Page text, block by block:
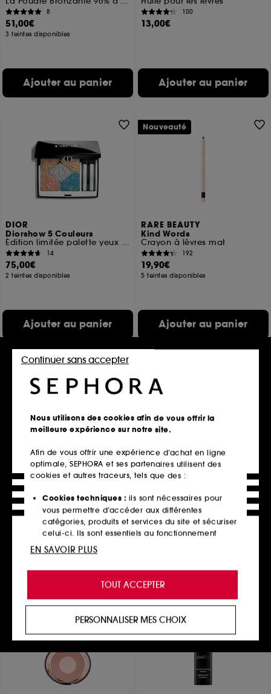
8
51,00€
3 teintes disponibles
Ajouter au panier
100
13,00€
Ajouter au panier
DIOR
Diorshow 5 Couleurs
Édition limitée palette yeux 5 fards à paupières
14
75,00€
2 teintes disponibles
Ajouter au panier
RARE BEAUTY
Kind Words
Crayon à lèvres mat
192
19,90€
5 teintes disponibles
Ajouter au panier
Nouveauté
ISLE OF PARADISE
Sunny Serum Setting Spray –
Brume fixatrice de
maquillage
4
19,90€
100ml
2 contenances disponibles
LANCÔME
Confort
Démaquillant Crème-Mousse
137
34,00€
27,20€ / 100ml
Nous utilisons des cookies afin de vous offrir la
meilleure expérience sur notre site.
Afin de vous offrir une expérience d’achat en ligne
optimale, SEPHORA et ses partenaires utilisent des
cookies et autres traceurs, tels que des :
Cookies techniques : ils sont nécessaires pour
vous permettre d’accéder aux différentes
catégories, produits et services du site et sécuriser
celui-ci. Ils sont essentiels au fonctionnement
technique du site et ne peuvent être désactivés.
de vous offrir une expérience enrichie et
personnalisée en vous recommandant des
produits, des services et des contenus qui
proposer des offres promotionnelles adaptées à
votre profil.
Cookies réseaux sociaux et publicité :
ils sont
utilisés pour vous présenter du contenu susceptible
de vous plaire via des publicités, y compris sur des
TOUT ACCEPTER
Continuer sans accepter
PERSONNALISER MES CHOIX
EN SAVOIR PLUS